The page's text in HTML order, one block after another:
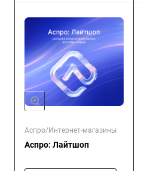
Аспро/Интернет-магазины
Аспро: Лайтшоп